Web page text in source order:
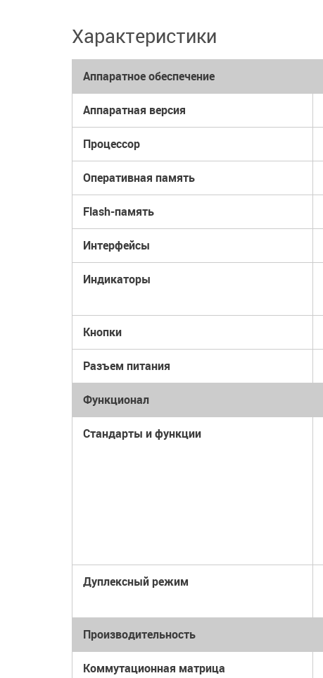
Характеристики
Аппаратное обеспечение
Аппаратная версия
Процессор
Оперативная память
Flash-память
Интерфейсы
Индикаторы
Кнопки
Разъем питания
Функционал
Стандарты и функции
Дуплексный режим
Производительность
Коммутационная матрица